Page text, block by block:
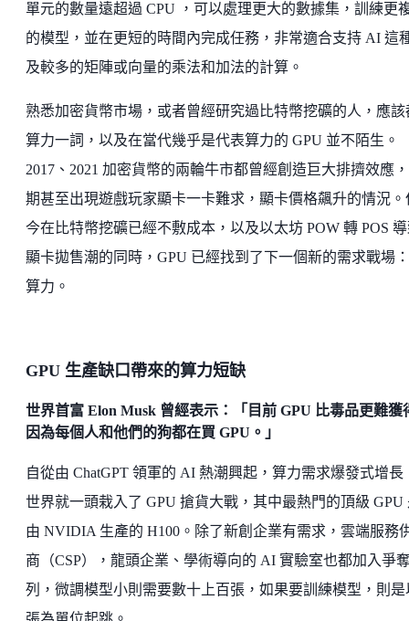
單元的數量遠超過 CPU ，可以處理更大的數據集，訓練更
的模型，並在更短的時間內完成任務，非常適合支持 AI 這
及較多的矩陣或向量的乘法和加法的計算。
熟悉加密貨幣市場，或者曾經研究過比特幣挖礦的人，應該
算力一詞，以及在當代幾乎是代表算力的 GPU 並不陌生。
2017、2021 加密貨幣的兩輪牛市都曾經創造巨大排擠效應
期甚至出現遊戲玩家顯卡一卡難求，顯卡價格飆升的情況。
今在比特幣挖礦已經不敷成本，以及以太坊 POW 轉 POS
顯卡拋售潮的同時，GPU 已經找到了下一個新的需求戰場
算力。
GPU 生產缺口帶來的算力短缺
世界首富 Elon Musk 曾經表示：「目前 GPU 比毒品更難獲
因為每個人和他們的狗都在買 GPU。」
自從由 ChatGPT 領軍的 AI 熱潮興起，算力需求爆發式增長
世界就一頭栽入了 GPU 搶貨大戰，其中最熱門的頂級 GPU
由 NVIDIA 生產的 H100。除了新創企業有需求，雲端服務
商（CSP），龍頭企業、學術導向的 AI 實驗室也都加入爭
列，微調模型小則需要數十上百張，如果要訓練模型，則是